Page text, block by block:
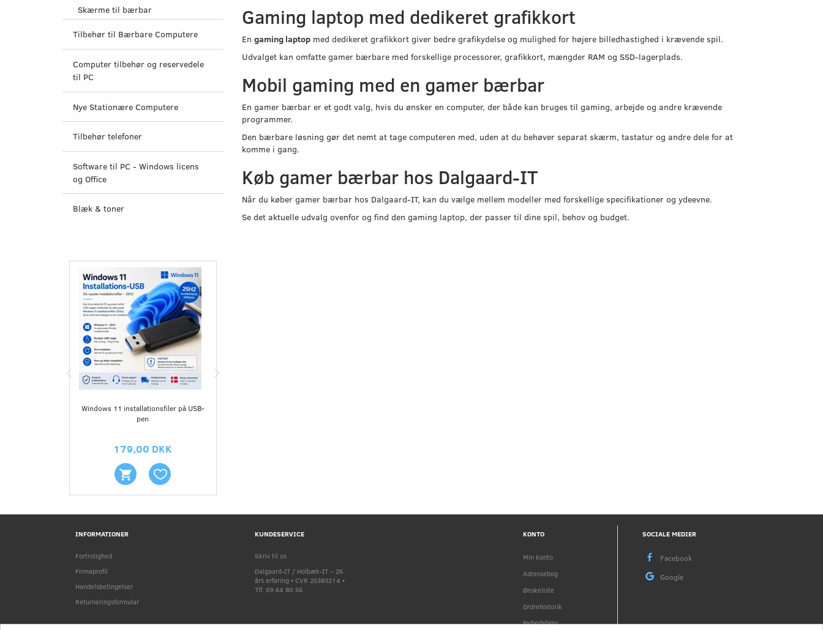
Skærme til bærbar
Tilbehør til Bærbare Computere
Computer tilbehør og reservedele
til PC
Nye Stationære Computere
Tilbehør telefoner
Software til PC - Windows licens
og Office
Blæk & toner
Windows 11 installationsfiler på USB-
pen
179,00 DKK
Gaming laptop med dedikeret grafikkort
En gaming laptopmed dedikeret grafikkort giver bedre grafikydelse og mulighed for højere billedhastighed i krævende spil.
Udvalget kan omfatte gamer bærbare med forskellige processorer, grafikkort, mængder RAM og SSD-lagerplads.
Mobil gaming med en gamer bærbar
En gamer bærbar er et godt valg, hvis du ønsker en computer, der både kan bruges til gaming, arbejde og andre krævende
programmer.
Den bærbare løsning gør det nemt at tage computeren med, uden at du behøver separat skærm, tastatur og andre dele for at
komme i gang.
Køb gamer bærbar hos Dalgaard-IT
Når du køber gamer bærbar hos Dalgaard-IT, kan du vælge mellem modeller med forskellige specifikationer og ydeevne.
Se det aktuelle udvalg ovenfor og find den gaming laptop, der passer til dine spil, behov og budget.
INFORMATIONER
Fortrolighed
Firmaprofil
Handelsbetingelser
Returneringsformular
KUNDESERVICE
Skriv til os
Dalgaard-IT / Holbæk-IT – 26
års erfaring • CVR 25383214 •
Tlf. 59 44 80 56
KONTO
Min konto
Adressebog
Ønskeliste
Ordrehistorik
Nyhedsbrev
SOCIALE MEDIER